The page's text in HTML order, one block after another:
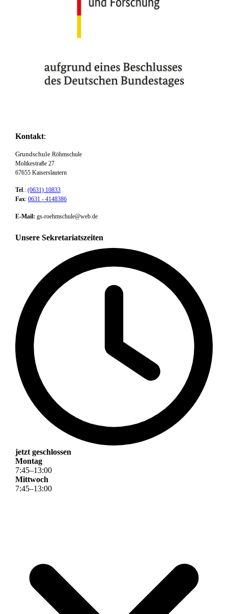
Kontakt:
Grundschule Röhmschule
Moltkestraße 27
67655 Kaiserslautern
Tel .: (0631) 10833
Fax: 0631 - 4148386
E-Mail: gs-roehmschule@web.de
Unsere Sekretariatszeiten
jetzt geschlossen
Montag
7:45–13:00
Mittwoch
7:45–13:00